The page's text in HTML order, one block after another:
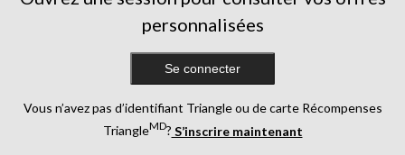
personnalisées
Se connecter
Vous n’avez pas d’identifiant Triangle ou de carte Récompenses
TriangleMD? S’inscrire maintenant